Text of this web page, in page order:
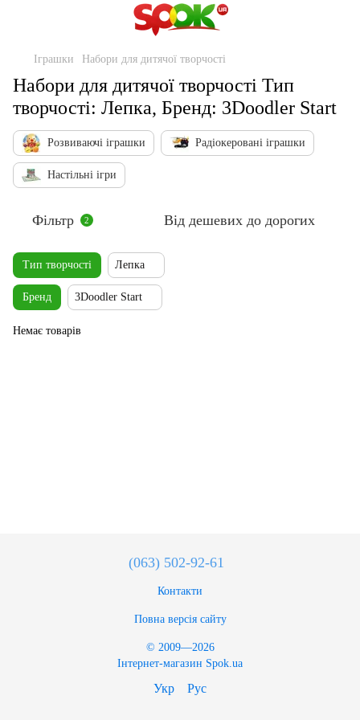
Іграшки Набори для дитячої творчості
Набори для дитячої творчості Тип
творчості: Лепка, Бренд: 3Doodler Start
Розвиваючі іграшки Радіокеровані іграшки
Настільні ігри
Фільтр 2 Від дешевих до дорогих
Тип творчості Лепка
Бренд 3Doodler Start
Немає товарів
(063) 502-92-61
Контакти
Повна версія сайту
© 2009—2026
Інтернет-магазин Spok.ua
Укр Рус